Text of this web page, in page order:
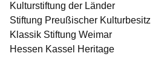
Kulturstiftung der Länder
Stiftung Preußischer Kulturbesitz
Klassik Stiftung Weimar
Hessen Kassel Heritage